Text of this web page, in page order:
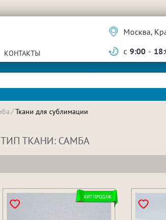
КОНТАКТЫ
Москва,
с 9:00 -
Ткани для сублимации
ТКАНИ: САМБА
ХИТ ПРОДАЖ